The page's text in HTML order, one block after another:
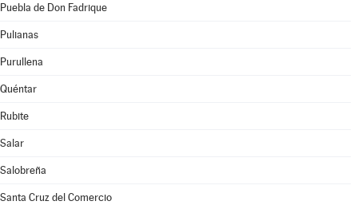
Puebla de Don Fadrique
Pulianas
Purullena
Quéntar
Rubite
Salar
Salobreña
Santa Cruz del Comercio